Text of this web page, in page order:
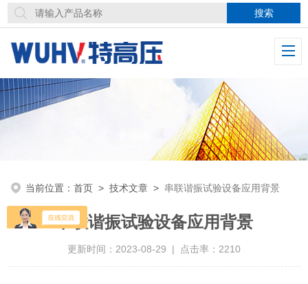
当前位置：首页 >技术文章 > 串联谐振试验设备应用背景
串联谐振试验设备应用背景
更新时间：2023-08-29 | 点击率：2210